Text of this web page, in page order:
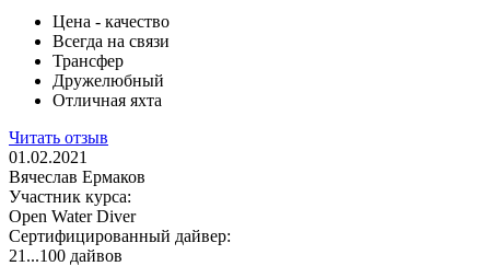
Цена - качество
Всегда на связи
Трансфер
Дружелюбный
Отличная яхта
Читать отзыв
01.02.2021
Вячеслав Ермаков
Участник курса:
Open Water Diver
Сертифицированный дайвер:
21...100 дайвов